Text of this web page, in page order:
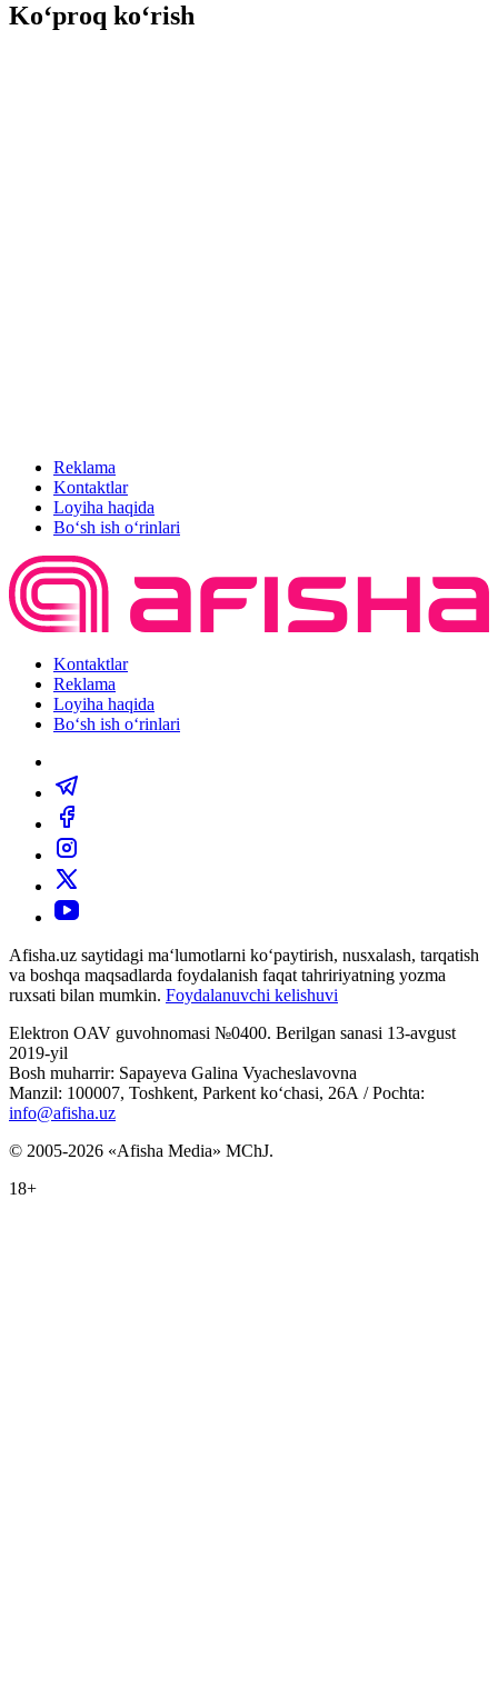
Ko‘proq ko‘rish
Reklama
Kontaktlar
Loyiha haqida
Bo‘sh ish o‘rinlari
Kontaktlar
Reklama
Loyiha haqida
Bo‘sh ish o‘rinlari
Afisha.uz saytidagi ma‘lumotlarni ko‘paytirish, nusxalash, tarqatish
va boshqa maqsadlarda foydalanish faqat tahririyatning yozma
ruxsati bilan mumkin. Foydalanuvchi kelishuvi
Elektron OAV guvohnomasi №0400. Berilgan sanasi 13-avgust
2019-yil
Bosh muharrir: Sapayeva Galina Vyacheslavovna
Manzil: 100007, Toshkent, Parkent ko‘chasi, 26А / Pochta:
info@afisha.uz
© 2005-2026 «Afisha Media» MChJ.
18+